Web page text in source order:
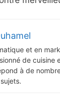
et en
de cuisine
à de